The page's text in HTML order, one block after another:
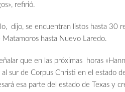
refirió.
dijo, se encuentran listos hasta 30
Matamoros hasta Nuevo Laredo.
que en las próximas horas
al sur de Corpus Christi en el estado
esa parte del estado de Texas y